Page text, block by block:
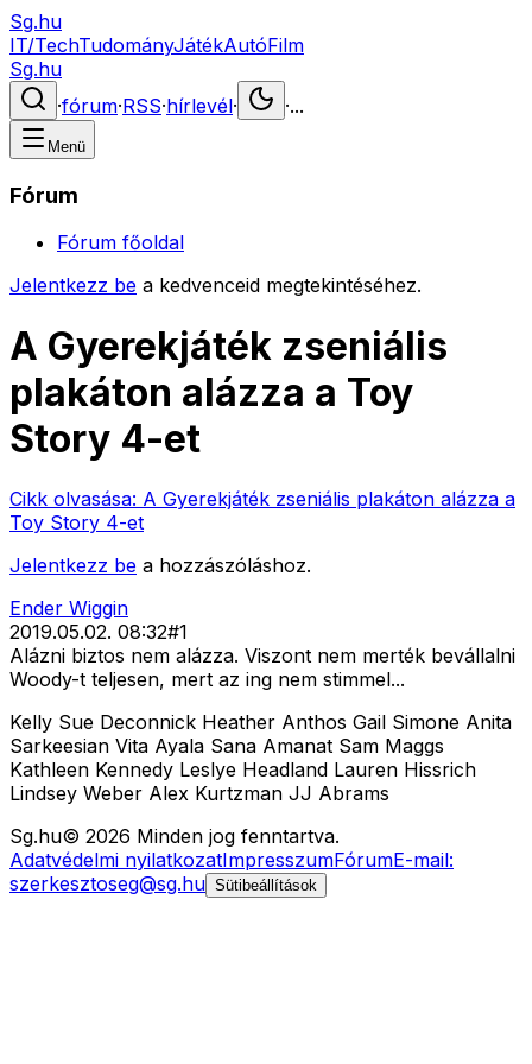
Sg.hu
IT/TechTudományJátékAutóFilm
Sg.hu
·fórum·RSS·hírlevél· ·...
Menü
Fórum
Fórum főoldal
Jelentkezz be a kedvenceid megtekintéséhez.
A Gyerekjáték zseniális
plakáton alázza a Toy
Story 4-et
Cikk olvasása: A Gyerekjáték zseniális plakáton alázza a
Toy Story 4-et
Jelentkezz be a hozzászóláshoz.
Ender Wiggin
2019.05.02. 08:32#1
Alázni biztos nem alázza. Viszont nem merték bevállalni
Woody-t teljesen, mert az ing nem stimmel...
Kelly Sue Deconnick Heather Anthos Gail Simone Anita
Sarkeesian Vita Ayala Sana Amanat Sam Maggs
Kathleen Kennedy Leslye Headland Lauren Hissrich
Lindsey Weber Alex Kurtzman JJ Abrams
Sg.hu© 2026 Minden jog fenntartva.
Adatvédelmi nyilatkozatImpresszumFórumE-mail:
szerkesztoseg@sg.hu Sütibeállítások